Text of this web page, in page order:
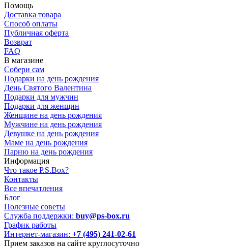
Помощь
Доставка товара
Способ оплаты
Публичная оферта
Возврат
FAQ
В магазине
Собери сам
Подарки на день рождения
День Святого Валентина
Подарки для мужчин
Подарки для женщин
Женщине на день рождения
Мужчине на день рождения
Девушке на день рождения
Маме на день рождения
Парню на день рождения
Информация
Что такое P.S.Box?
Контакты
Все впечатления
Блог
Полезные советы
Служба поддержки: buy@ps-box.ru
График работы
Интернет-магазин: +7 (495) 241-02-61
Прием заказов на сайте круглосуточно